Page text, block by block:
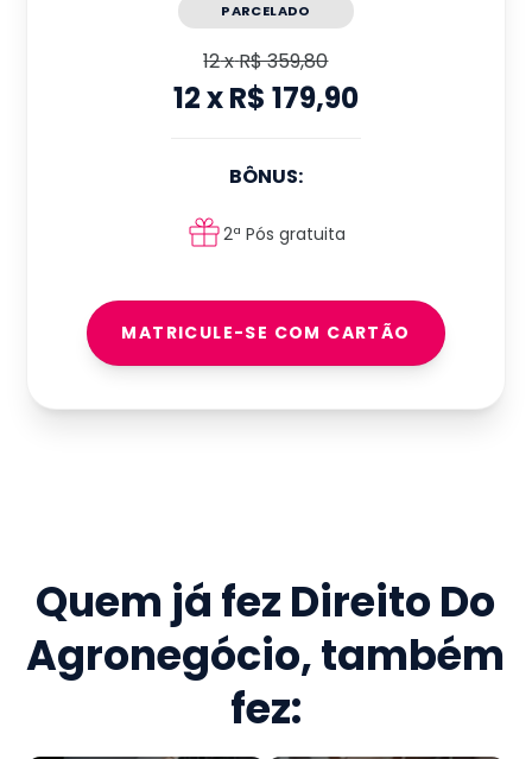
PARCELADO
12xR$ 359,80
12xR$ 179,90
BÔNUS:
2ª Pós gratuita
MATRICULE-SE COM CARTÃO
Quem já fez Direito Do
Agronegócio, também
fez: